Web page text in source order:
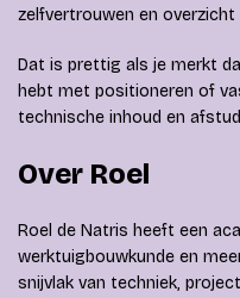
zelfvertrouwen en overzicht
Dat is prettig als je merkt
hebt met positioneren of
technische inhoud en
Over Roel
Roel de Natris heeft een
werktuigbouwkunde en
snijvlak van techniek,